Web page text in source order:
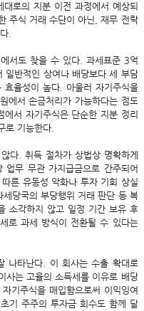
로의 지분 이전 과정에서 예상되
주식 거래 수단이 아닌, 재무 전략
.
서도 찾을 수 있다. 과세표준 3억
반적인 상여나 배당보다 세 부담
율성이 높다. 아울러 자기주식을
에서 손금처리가 가능하다는 점도
서 자기주식은 단순한 지분 정리
로 기능한다.
다. 취득 절차가 상법상 명확하게
무 무관 가지급금으로 간주되어
른 유동성 악화나 투자 기회 상실
당국의 부당행위 거래 판단 등 복
소각하지 않고 일정 기간 보유 후
로 과세 방식이 전환될 수 있다는
나타난다. 이 회사는 수출 확대로
사는 고율의 소득세를 이유로 배당
기주식을 매입함으로써 이익잉여
기 주주의 투자금 회수도 함께 달